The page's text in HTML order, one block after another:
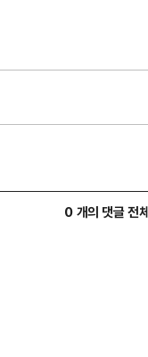
0 개의 댓글 전